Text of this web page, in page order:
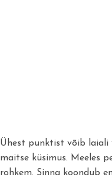
Ühest punktist võib laiali
maitse küsimus. Meeles
rohkem. Sinna koondub